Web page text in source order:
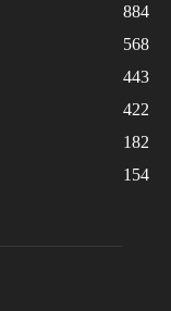
884
568
443
422
182
154